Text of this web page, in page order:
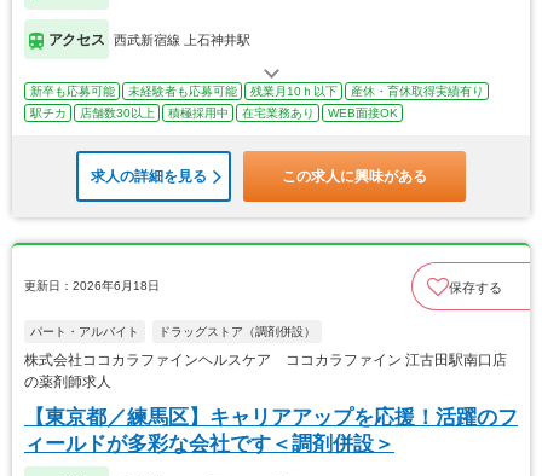
アクセス 西武新宿線 上石神井駅
新卒も応募可能 未経験者も応募可能 残業月10ｈ以下
産休・育休取得実績有り
駅チカ
店舗数30以上 積極採用中 在宅業務あり WEB面接OK
求人の詳細を見る この求人に興味がある
更新日：2026年6月18日 保存する
パート・アルバイト ドラッグストア（調剤併設）
株式会社ココカラファインヘルスケア ココカラファイン 江古田駅南口店
の薬剤師求人
【東京都／練馬区】キャリアアップを応援！活躍のフ
ィールドが多彩な会社です＜調剤併設＞